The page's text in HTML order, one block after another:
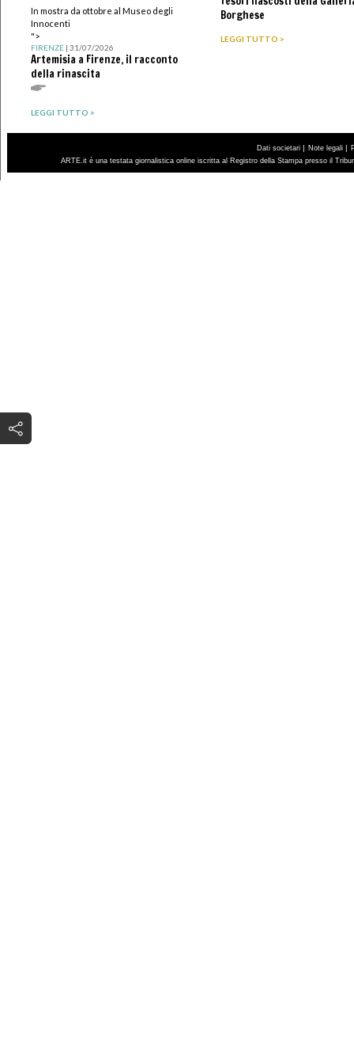
In mostra da ottobre al Museo degli
Innocenti
">
FIRENZE| 31/07/2026
Artemisia a Firenze, il racconto
della rinascita
LEGGI TUTTO >
Borghese
LEGGI TUTTO >
Dati societari | Note legali |
ARTE.it è una testata giornalistica online iscritta al Registro della Stampa presso il